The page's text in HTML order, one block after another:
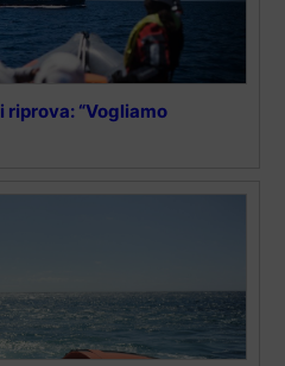
riprova: “Vogliamo